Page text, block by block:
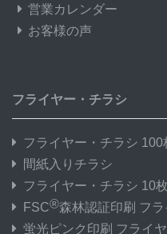
営業カレンダー
お客様の声
フライヤー・チラシ
フライヤー・チラシ 100
間紙入りチラシ
フライヤー・チラシ 10
FSC®森林認証印刷 フ
蛍光ピンク印刷 フライ